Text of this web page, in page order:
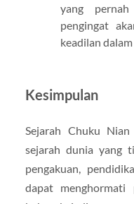
yang
pengingat
keadilan
Kesimpulan
Sejarah Chuku
sejarah dunia yang
pengakuan,
dapat menghormati